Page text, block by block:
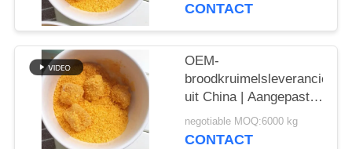
CONTACT
OEM-
broodkruimelsleverancier
uit China | Aangepaste
formule en private label
negotiable MOQ:6000 kg
CONTACT